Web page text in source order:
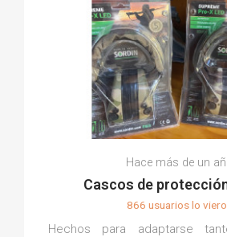
Hace más de un
Cascos de
866 usuarios lo
Hechos para adaptarse